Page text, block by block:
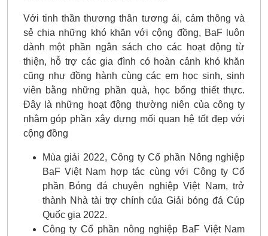
Với tinh thần thương thân tương ái, cảm thông và
sẻ chia những khó khăn với cộng đồng, BaF luôn
dành một phần ngân sách cho các hoạt động từ
thiện, hỗ trợ các gia đình có hoàn cảnh khó khăn
cũng như đồng hành cùng các em học sinh, sinh
viên bằng những phần quà, học bổng thiết thực.
Đây là những hoạt động thường niên của công ty
nhằm góp phần xây dựng mối quan hệ tốt đẹp với
cộng đồng
Mùa giải 2022, Công ty Cổ phần Nông nghiệp
BaF Việt Nam hợp tác cùng với Công ty Cổ
phần Bóng đá chuyên nghiệp Việt Nam, trở
thành Nhà tài trợ chính của Giải bóng đá Cúp
Quốc gia 2022.
Công ty Cổ phần nông nghiệp BaF Việt Nam